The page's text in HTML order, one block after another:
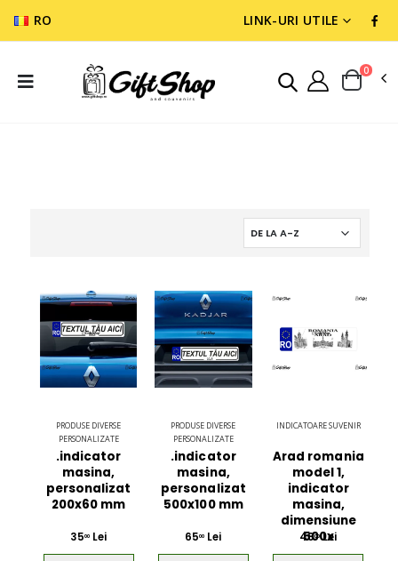
RO LINK-URI UTILE
0
PRODUSE DIVERSE
PERSONALIZATE
.indicator
masina,
personalizat
200x60 mm
3500 Lei
PRODUSE DIVERSE
PERSONALIZATE
.indicator
masina,
personalizat
500x100 mm
6500 Lei
INDICATOARE SUVENIR
Arad romania
model 1,
indicator
masina,
dimensiune
500x
4800Lei